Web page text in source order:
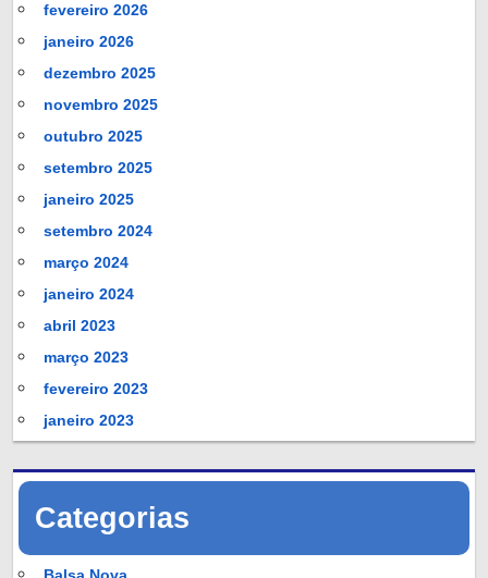
fevereiro 2026
janeiro 2026
dezembro 2025
novembro 2025
outubro 2025
setembro 2025
janeiro 2025
setembro 2024
março 2024
janeiro 2024
abril 2023
março 2023
fevereiro 2023
janeiro 2023
Categorias
Balsa Nova